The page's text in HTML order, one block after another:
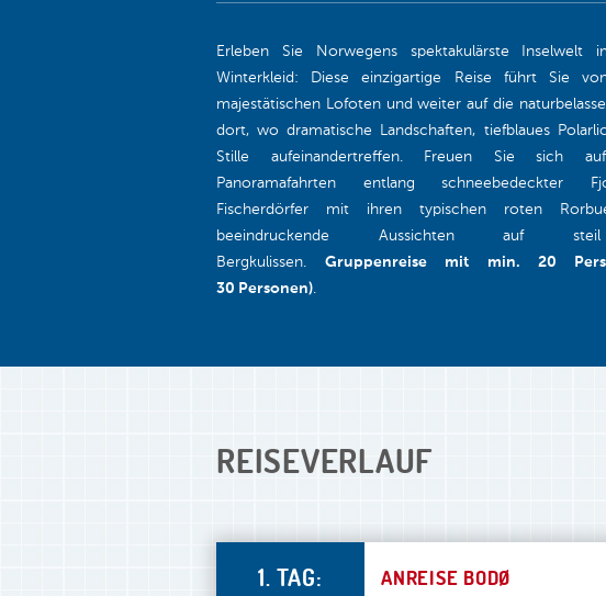
Erleben Sie Norwegens spektakulärste Inselwelt
Winterkleid: Diese einzigartige Reise führt Sie
majestätischen Lofoten und weiter auf die
dort, wo dramatische Landschaften, tiefblaues
Stille aufeinandertreffen. Freuen Sie sich auf
Panoramafahrten entlang schneebedeckter
Fischerdörfer mit ihren typischen roten
beeindruckende Aussichten auf steil
Bergkulissen.Gruppenreise mit min. 20
30 Personen).
REISEVERLAUF
1. TAG: ANREISE BODØ